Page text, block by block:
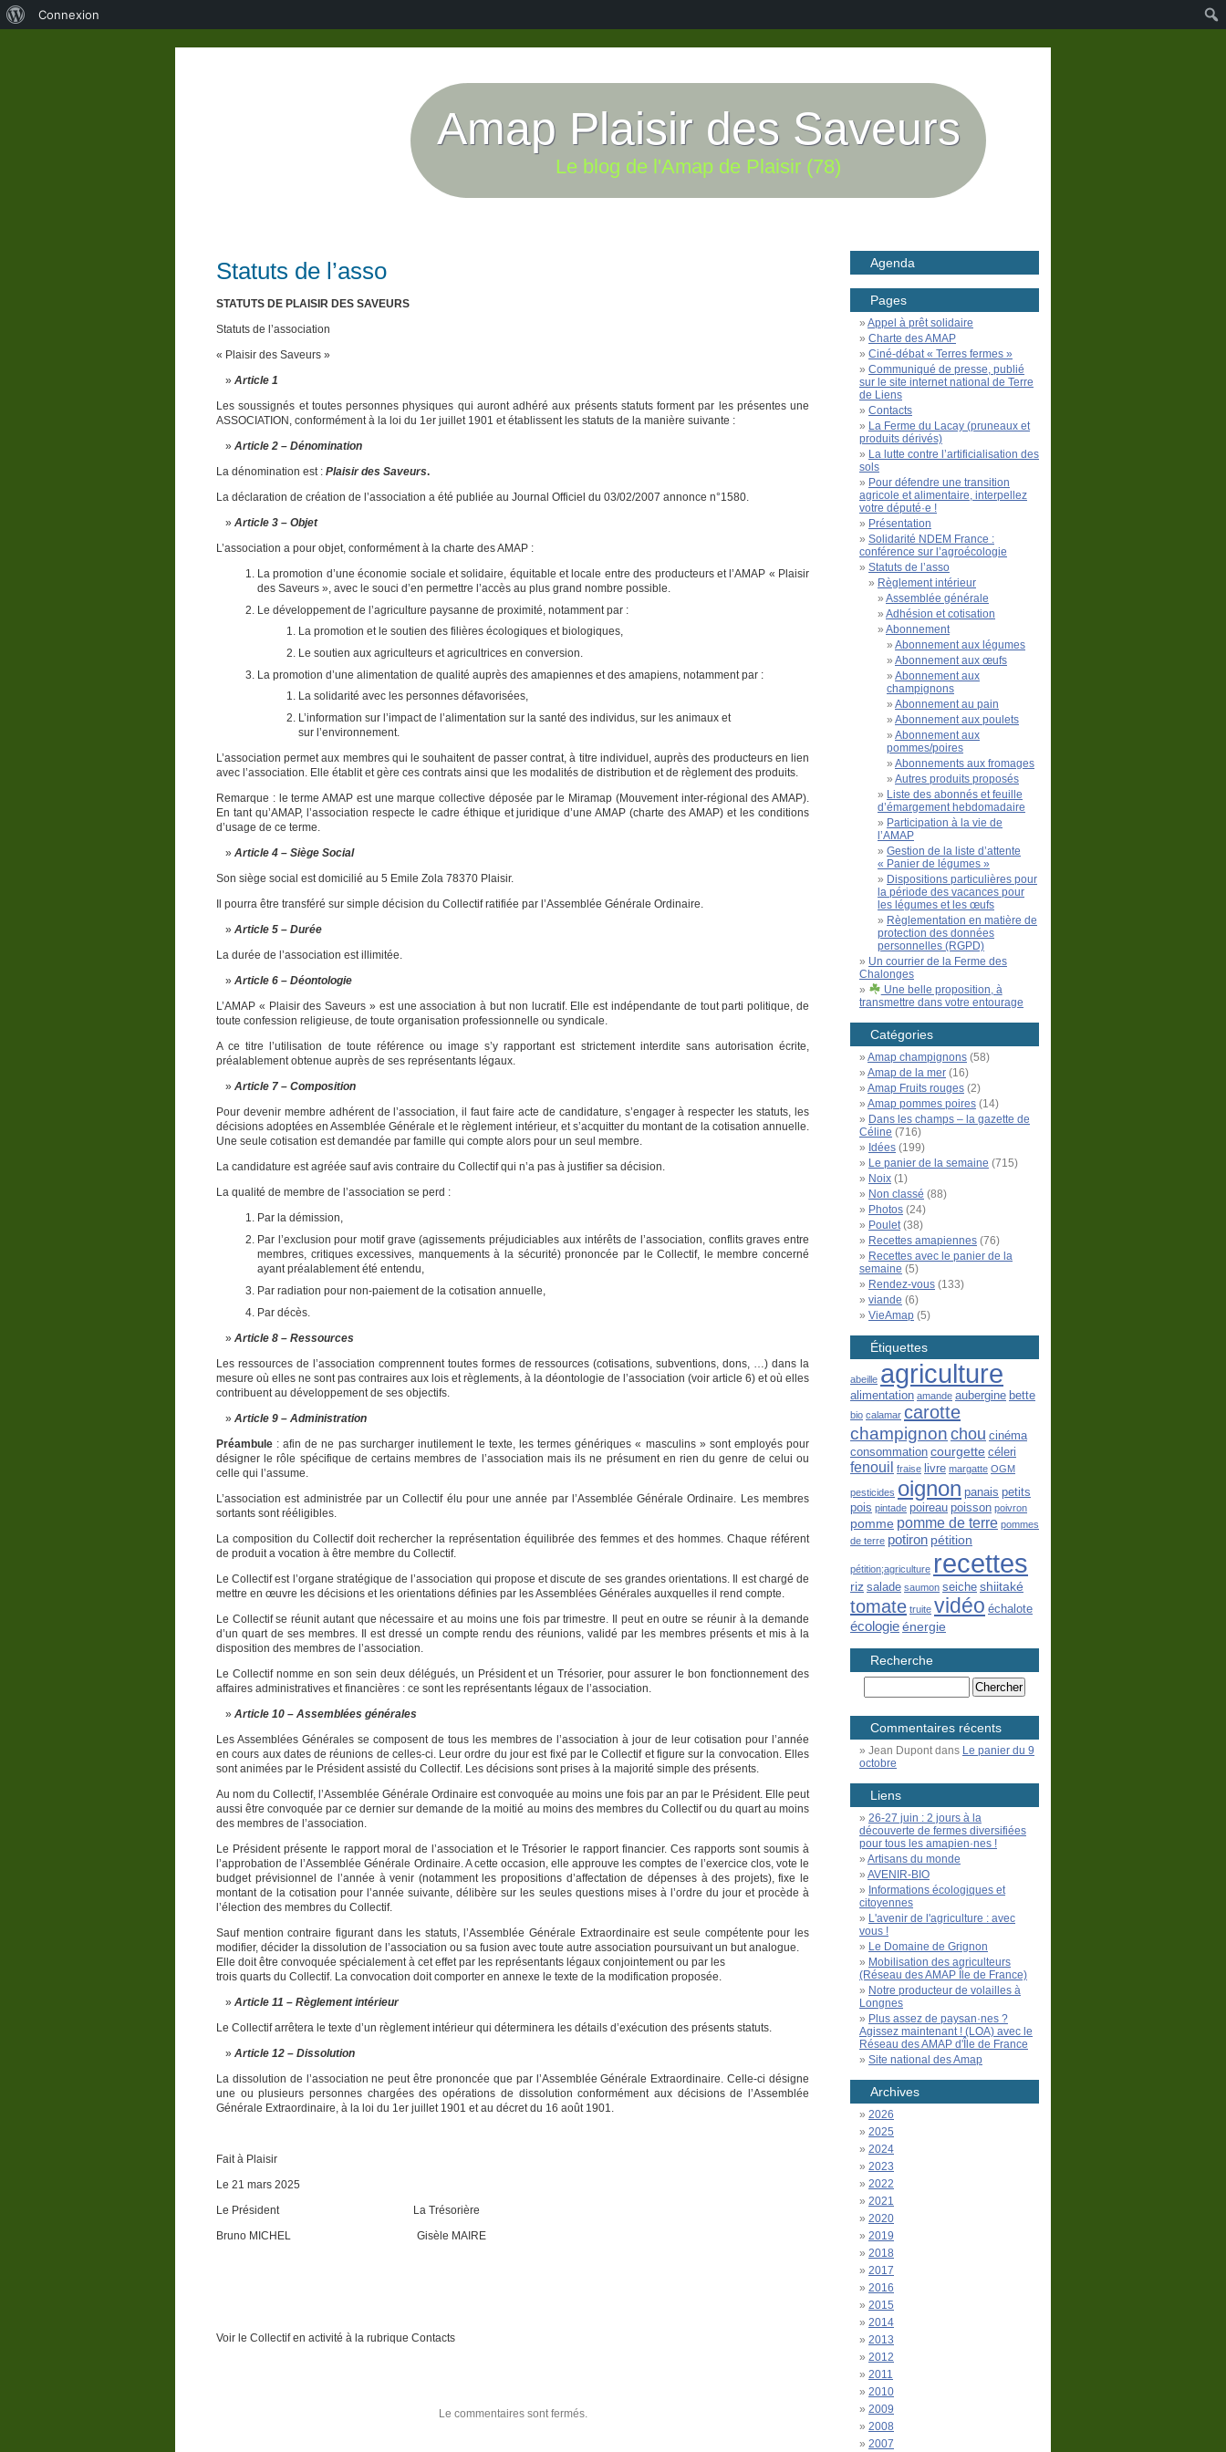
Amap Plaisir des Saveurs
Le blog de l'Amap de Plaisir (78)
Statuts de l’asso
STATUTS DE PLAISIR DES SAVEURS
Statuts de l’association
« Plaisir des Saveurs »
Article 1
Les soussignés et toutes personnes physiques qui auront adhéré aux présents statuts forment par les présentes une
ASSOCIATION, conformément à la loi du 1er juillet 1901 et établissent les statuts de la manière suivante :
Article 2 – Dénomination
La dénomination est : Plaisir des Saveurs.
La déclaration de création de l’association a été publiée au Journal Officiel du 03/02/2007 annonce n°1580.
Article 3 – Objet
L’association a pour objet, conformément à la charte des AMAP :
La promotion d’une économie sociale et solidaire, équitable et locale entre des producteurs et l’AMAP « Plaisir
des Saveurs », avec le souci d’en permettre l’accès au plus grand nombre possible.
Le développement de l’agriculture paysanne de proximité, notamment par :
La promotion et le soutien des filières écologiques et biologiques,
Le soutien aux agriculteurs et agricultrices en conversion.
La promotion d’une alimentation de qualité auprès des amapiennes et des amapiens, notamment par :
La solidarité avec les personnes défavorisées,
L’information sur l’impact de l’alimentation sur la santé des individus, sur les animaux et
sur l’environnement.
L’association permet aux membres qui le souhaitent de passer contrat, à titre individuel, auprès des producteurs en lien
avec l’association. Elle établit et gère ces contrats ainsi que les modalités de distribution et de règlement des produits.
Remarque : le terme AMAP est une marque collective déposée par le Miramap (Mouvement inter-régional des AMAP).
En tant qu’AMAP, l’association respecte le cadre éthique et juridique d’une AMAP (charte des AMAP) et les conditions
d’usage de ce terme.
Article 4 – Siège Social
Son siège social est domicilié au 5 Emile Zola 78370 Plaisir.
Il pourra être transféré sur simple décision du Collectif ratifiée par l’Assemblée Générale Ordinaire.
Article 5 – Durée
La durée de l’association est illimitée.
Article 6 – Déontologie
L’AMAP « Plaisir des Saveurs » est une association à but non lucratif. Elle est indépendante de tout parti politique, de
toute confession religieuse, de toute organisation professionnelle ou syndicale.
A ce titre l’utilisation de toute référence ou image s’y rapportant est strictement interdite sans autorisation écrite,
préalablement obtenue auprès de ses représentants légaux.
Article 7 – Composition
Pour devenir membre adhérent de l’association, il faut faire acte de candidature, s’engager à respecter les statuts, les
décisions adoptées en Assemblée Générale et le règlement intérieur, et s’acquitter du montant de la cotisation annuelle.
Une seule cotisation est demandée par famille qui compte alors pour un seul membre.
La candidature est agréée sauf avis contraire du Collectif qui n’a pas à justifier sa décision.
La qualité de membre de l’association se perd :
Par la démission,
Par l’exclusion pour motif grave (agissements préjudiciables aux intérêts de l’association, conflits graves entre
membres, critiques excessives, manquements à la sécurité) prononcée par le Collectif, le membre concerné
ayant préalablement été entendu,
Par radiation pour non-paiement de la cotisation annuelle,
Par décès.
Article 8 – Ressources
Les ressources de l’association comprennent toutes formes de ressources (cotisations, subventions, dons, …) dans la
mesure où elles ne sont pas contraires aux lois et règlements, à la déontologie de l’association (voir article 6) et où elles
contribuent au développement de ses objectifs.
Article 9 – Administration
Préambule : afin de ne pas surcharger inutilement le texte, les termes génériques « masculins » sont employés pour
désigner le rôle spécifique de certains membres de l’association mais ils ne présument en rien du genre de celui ou
celle qui l’assume.
L’association est administrée par un Collectif élu pour une année par l’Assemblée Générale Ordinaire. Les membres
sortants sont rééligibles.
La composition du Collectif doit rechercher la représentation équilibrée des femmes et des hommes. Chaque référent
de produit a vocation à être membre du Collectif.
Le Collectif est l’organe stratégique de l’association qui propose et discute de ses grandes orientations. Il est chargé de
mettre en œuvre les décisions et les orientations définies par les Assemblées Générales auxquelles il rend compte.
Le Collectif se réunit autant que nécessaire et au moins une fois par trimestre. Il peut en outre se réunir à la demande
d’un quart de ses membres. Il est dressé un compte rendu des réunions, validé par les membres présents et mis à la
disposition des membres de l’association.
Le Collectif nomme en son sein deux délégués, un Président et un Trésorier, pour assurer le bon fonctionnement des
affaires administratives et financières : ce sont les représentants légaux de l’association.
Article 10 – Assemblées générales
Les Assemblées Générales se composent de tous les membres de l’association à jour de leur cotisation pour l’année
en cours aux dates de réunions de celles-ci. Leur ordre du jour est fixé par le Collectif et figure sur la convocation. Elles
sont animées par le Président assisté du Collectif. Les décisions sont prises à la majorité simple des présents.
Au nom du Collectif, l’Assemblée Générale Ordinaire est convoquée au moins une fois par an par le Président. Elle peut
aussi être convoquée par ce dernier sur demande de la moitié au moins des membres du Collectif ou du quart au moins
des membres de l’association.
Le Président présente le rapport moral de l’association et le Trésorier le rapport financier. Ces rapports sont soumis à
l’approbation de l’Assemblée Générale Ordinaire. A cette occasion, elle approuve les comptes de l’exercice clos, vote le
budget prévisionnel de l’année à venir (notamment les propositions d’affectation de dépenses à des projets), fixe le
montant de la cotisation pour l’année suivante, délibère sur les seules questions mises à l’ordre du jour et procède à
l’élection des membres du Collectif.
Sauf mention contraire figurant dans les statuts, l’Assemblée Générale Extraordinaire est seule compétente pour les
modifier, décider la dissolution de l’association ou sa fusion avec toute autre association poursuivant un but analogue.
Elle doit être convoquée spécialement à cet effet par les représentants légaux conjointement ou par les
trois quarts du Collectif. La convocation doit comporter en annexe le texte de la modification proposée.
Article 11 – Règlement intérieur
Le Collectif arrêtera le texte d’un règlement intérieur qui déterminera les détails d’exécution des présents statuts.
Article 12 – Dissolution
La dissolution de l’association ne peut être prononcée que par l’Assemblée Générale Extraordinaire. Celle-ci désigne
une ou plusieurs personnes chargées des opérations de dissolution conformément aux décisions de l’Assemblée
Générale Extraordinaire, à la loi du 1er juillet 1901 et au décret du 16 août 1901.
Fait à Plaisir
Le 21 mars 2025
Le Président La Trésorière
Bruno MICHEL Gisèle MAIRE
Voir le Collectif en activité à la rubrique Contacts
Le commentaires sont fermés.
Agenda
Pages
Appel à prêt solidaire
Charte des AMAP
Ciné-débat « Terres fermes »
Communiqué de presse, publié
sur le site internet national de Terre
de Liens
Contacts
La Ferme du Lacay (pruneaux et
produits dérivés)
La lutte contre l’artificialisation des
sols
Pour défendre une transition
agricole et alimentaire, interpellez
votre député·e !
Présentation
Solidarité NDEM France :
conférence sur l’agroécologie
Statuts de l’asso
Règlement intérieur
Assemblée générale
Adhésion et cotisation
Abonnement
Abonnement aux légumes
Abonnement aux œufs
Abonnement aux
champignons
Abonnement au pain
Abonnement aux poulets
Abonnement aux
pommes/poires
Abonnements aux fromages
Autres produits proposés
Liste des abonnés et feuille
d’émargement hebdomadaire
Participation à la vie de
l’AMAP
Gestion de la liste d’attente
« Panier de légumes »
Dispositions particulières pour
la période des vacances pour
les légumes et les œufs
Règlementation en matière de
protection des données
personnelles (RGPD)
Un courrier de la Ferme des
Chalonges
Une belle proposition, à
transmettre dans votre entourage
Catégories
Amap champignons (58)
Amap de la mer (16)
Amap Fruits rouges (2)
Amap pommes poires (14)
Dans les champs – la gazette de
Céline (716)
Idées (199)
Le panier de la semaine (715)
Noix (1)
Non classé (88)
Photos (24)
Poulet(38)
Recettes amapiennes (76)
Recettes avec le panier de la
semaine (5)
Rendez-vous (133)
viande (6)
VieAmap (5)
Étiquettes
abeille agriculture
alimentation amande aubergine bette
bio calamar carotte
champignon chou cinéma
consommation courgette céleri
fenouil fraise livre margatte OGM
pesticides oignon panais petits
pois pintade poireau poisson poivron
pomme pomme de terre pommes
de terre potiron pétition
pétition;agriculture recettes
riz salade saumon seiche shiitaké
tomate truite vidéo échalote
écologieénergie
Recherche
Commentaires récents
Jean Dupontdans Le panier du 9
octobre
Liens
26-27 juin : 2 jours à la
découverte de fermes diversifiées
pour tous les amapien·nes !
Artisans du monde
AVENIR-BIO
Informations écologiques et
citoyennes
L'avenir de l'agriculture : avec
vous !
Le Domaine de Grignon
Mobilisation des agriculteurs
(Réseau des AMAP Île de France)
Notre producteur de volailles à
Longnes
Plus assez de paysan·nes ?
Agissez maintenant ! (LOA) avec le
Réseau des AMAP d'Île de France
Site national des Amap
Archives
2026
2025
2024
2023
2022
2021
2020
2019
2018
2017
2016
2015
2014
2013
2012
2011
2010
2009
2008
2007
Connexion